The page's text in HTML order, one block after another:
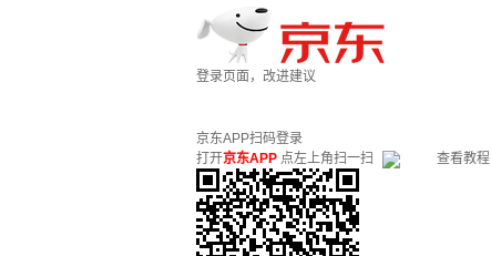
登录页面，改进建议
京东APP扫码登录
打开京东APP 点左上角扫一扫 查看教程